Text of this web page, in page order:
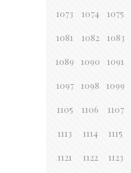
1073 1074 1075
1081 1082 1083
1089 1090 1091
1097 1098 1099
1105 1106 1107
1113 1114 1115
1121 1122 1123